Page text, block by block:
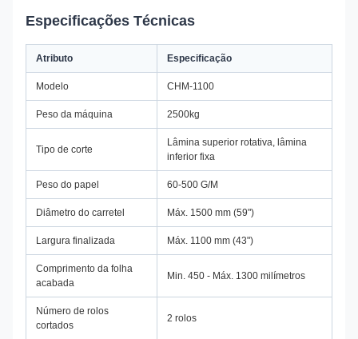
Especificações Técnicas
Atributo Especificação
Modelo CHM-1100
Peso da máquina 2500kg
Tipo de corte
Lâmina superior rotativa, lâmina
inferior fixa
Peso do papel 60-500 G/M
Diâmetro do carretel Máx. 1500 mm (59")
Largura finalizada Máx. 1100 mm (43")
Comprimento da folha
acabada
Min. 450 - Máx. 1300 milímetros
Número de rolos
cortados
2 rolos